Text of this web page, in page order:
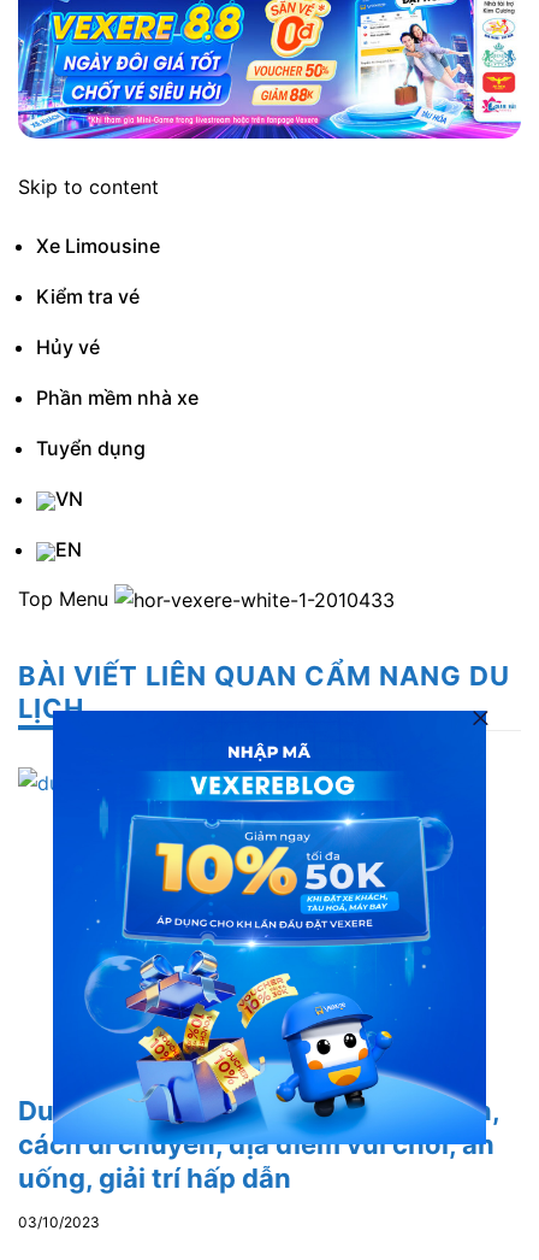
Skip to content
Xe Limousine
Kiểm tra vé
Hủy vé
Phần mềm nhà xe
Tuyển dụng
VN
EN
Top Menu
BÀI VIẾT LIÊN QUAN CẨM NANG DU
LỊCH
Du lịch Sapa – Tổng hợp phương tiện,
cách di chuyển, địa điểm vui chơi, ăn
uống, giải trí hấp dẫn
03/10/2023